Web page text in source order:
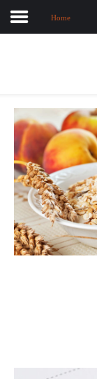
Dieta e nutrizione
Intolleranze
Terapie Naturali
Home